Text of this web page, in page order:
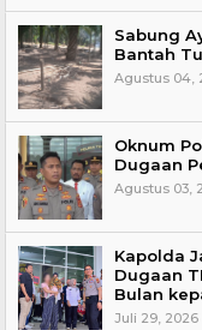
Sabung
Bantah
Agustus 04,
Oknum
Dugaan
Agustus 03,
Kapolda
Dugaan
Bulan
Juli 29, 2026